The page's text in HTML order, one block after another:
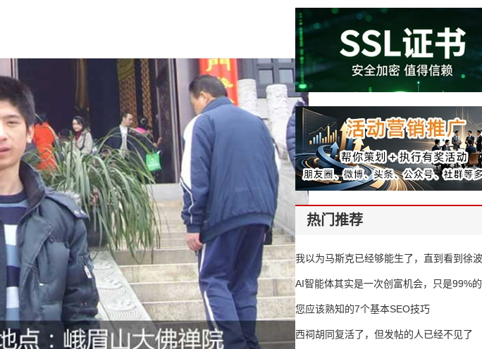
热门推荐
我以为马斯克已经够能生了，直到看到
AI智能体其实是一次创富机会，只是99%
错过了
您应该熟知的7个基本SEO技巧
西祠胡同复活了，但发帖的人已经不见了